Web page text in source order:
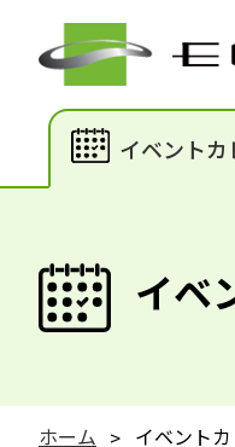
イベントカ
イベ
ホーム イベント